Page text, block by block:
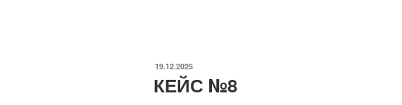
ОПУБЛИКОВАНО
19.12.2025
КЕЙС №8